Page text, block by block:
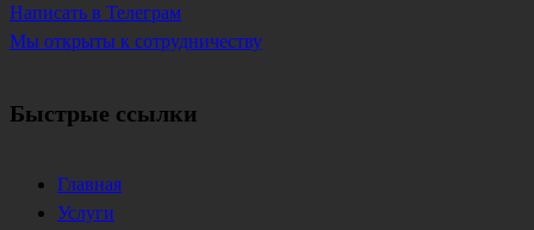
Написать в Телеграм
Мы открыты к сотрудничеству
Быстрые ссылки
Главная
Услуги